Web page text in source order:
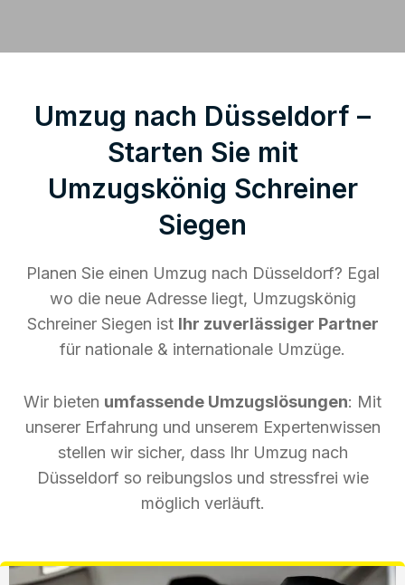
Umzug nach Düsseldorf –
Starten Sie mit
Umzugskönig Schreiner
Siegen
Planen Sie einen Umzug nach Düsseldorf? Egal
wo die neue Adresse liegt, Umzugskönig
Schreiner Siegen ist Ihr zuverlässiger Partner
für nationale & internationale Umzüge.
Wir bieten umfassende Umzugslösungen: Mit
unserer Erfahrung und unserem Expertenwissen
stellen wir sicher, dass Ihr Umzug nach
Düsseldorf so reibungslos und stressfrei wie
möglich verläuft.